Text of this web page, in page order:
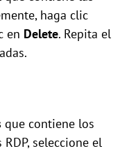
haga clic
en Delete. Repita el
que contiene los
seleccione el